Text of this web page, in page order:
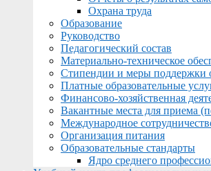
Охрана труда
Образование
Руководство
Педагогический состав
Материально-техническое
Стипендии и меры поддержки
Платные образовательные
Финансово-хозяйственная
Вакантные места для приема
Международное
Организация питания
Образовательные стандарты
Ядро среднего